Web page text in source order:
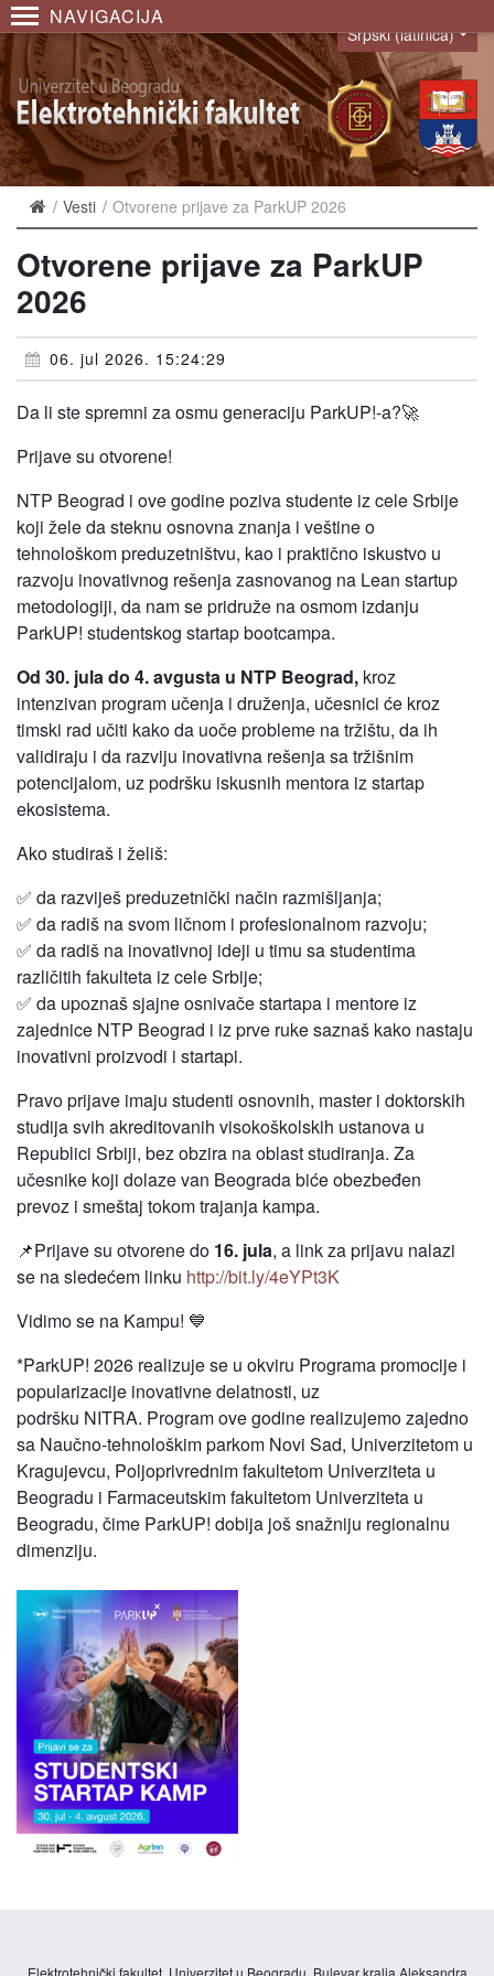
NAVIGACIJA
Language
Srpski (latinica)
Vesti Otvorene prijave za ParkUP 2026
Otvorene prijave za ParkUP
2026
06. jul 2026. 15:24:29
Da li ste spremni za osmu generaciju ParkUP!-a?🚀
Prijave su otvorene!
NTP Beograd i ove godine poziva studente iz cele Srbije
koji žele da steknu osnovna znanja i veštine o
tehnološkom preduzetništvu, kao i praktično iskustvo u
razvoju inovativnog rešenja zasnovanog na Lean startup
metodologiji, da nam se pridruže na osmom izdanju
ParkUP! studentskog startap bootcampa.
Od 30. jula do 4. avgusta u NTP Beograd, kroz
intenzivan program učenja i druženja, učesnici će kroz
timski rad učiti kako da uoče probleme na tržištu, da ih
validiraju i da razviju inovativna rešenja sa tržišnim
potencijalom, uz podršku iskusnih mentora iz startap
ekosistema.
Ako studiraš i želiš:
✅ da razviješ preduzetnički način razmišljanja;
✅ da radiš na svom ličnom i profesionalnom razvoju;
✅ da radiš na inovativnoj ideji u timu sa studentima
različitih fakulteta iz cele Srbije;
✅ da upoznaš sjajne osnivače startapa i mentore iz
zajednice NTP Beograd i iz prve ruke saznaš kako nastaju
inovativni proizvodi i startapi.
Pravo prijave imaju studenti osnovnih, master i doktorskih
studija svih akreditovanih visokoškolskih ustanova u
Republici Srbiji, bez obzira na oblast studiranja. Za
učesnike koji dolaze van Beograda biće obezbeđen
prevoz i smeštaj tokom trajanja kampa.
📌Prijave su otvorene do 16. jula, a link za prijavu nalazi
se na sledećem linku http://bit.ly/4eYPt3K
Vidimo se na Kampu! 💙
*ParkUP! 2026 realizuje se u okviru Programa promocije i
popularizacije inovativne delatnosti, uz
podršku NITRA. Program ove godine realizujemo zajedno
sa Naučno-tehnološkim parkom Novi Sad, Univerzitetom u
Kragujevcu, Poljoprivrednim fakultetom Univerziteta u
Beogradu i Farmaceutskim fakultetom Univerziteta u
Beogradu, čime ParkUP! dobija još snažniju regionalnu
dimenziju.